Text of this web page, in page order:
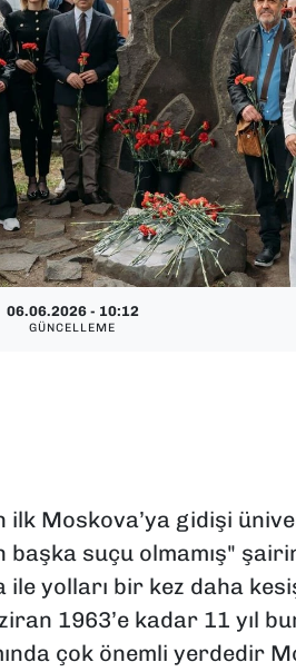
06.06.2026 - 10:12
GÜNCELLEME
ilk Moskova’ya gidişi
başka suçu olmamış"
yolları bir kez daha
1963’e kadar 11 yıl
çok önemli yerdedir